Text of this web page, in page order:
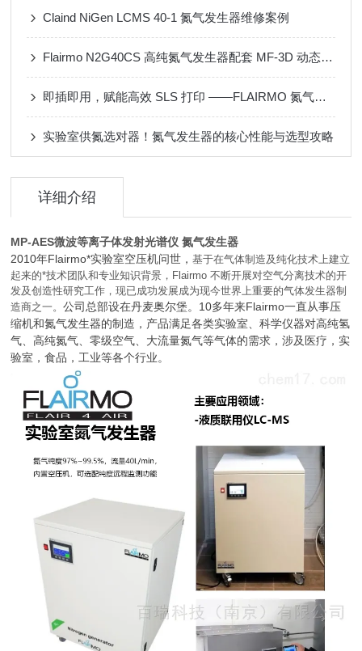
Claind NiGen LCMS 40-1 氮气发生器维修案例
Flairmo N2G40CS 高纯氮气发生器配套 MF-3D 动态配气装置应用案例
即插即用，赋能高效 SLS 打印 ——FLAIRMO 氮气发生器应用成功案例
实验室供氮选对器！氮气发生器的核心性能与选型攻略
详细介绍
MP-AES微波等离子体发射光谱仪 氮气发生器
2010年Flairmo*实验室空压机问世，基于在气体制造及纯化技术上建立
起来的*技术团队和专业知识背景，Flairmo 不断开展对空气分离技术的开
发及创造性研究工作，现已成功发展成为现今世界上重要的气体发生器制
造商之一。公司总部设在丹麦奥尔堡。10多年来Flairmo一直从事压
缩机和氮气发生器的制造，产品满足各类实验室、科学仪器对高纯氢
气、高纯氮气、零级空气、大流量氮气等气体的需求，涉及医疗，实
验室，食品，工业等各个行业。